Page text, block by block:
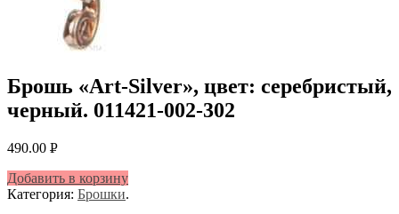
Брошь «Art-Silver», цвет: серебристый,
черный. 011421-002-302
490.00 Р
Добавить в корзину
Категория: Брошки.